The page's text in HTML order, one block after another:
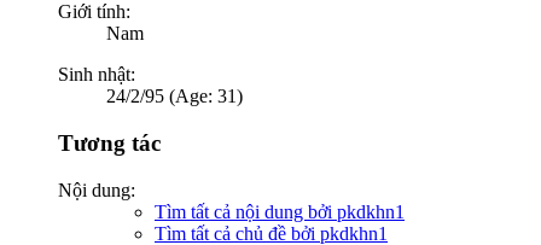
Giới tính:
Nam
Sinh nhật:
24/2/95 (Age: 31)
Tương tác
Nội dung:
Tìm tất cả nội dung bởi pkdkhn1
Tìm tất cả chủ đề bởi pkdkhn1